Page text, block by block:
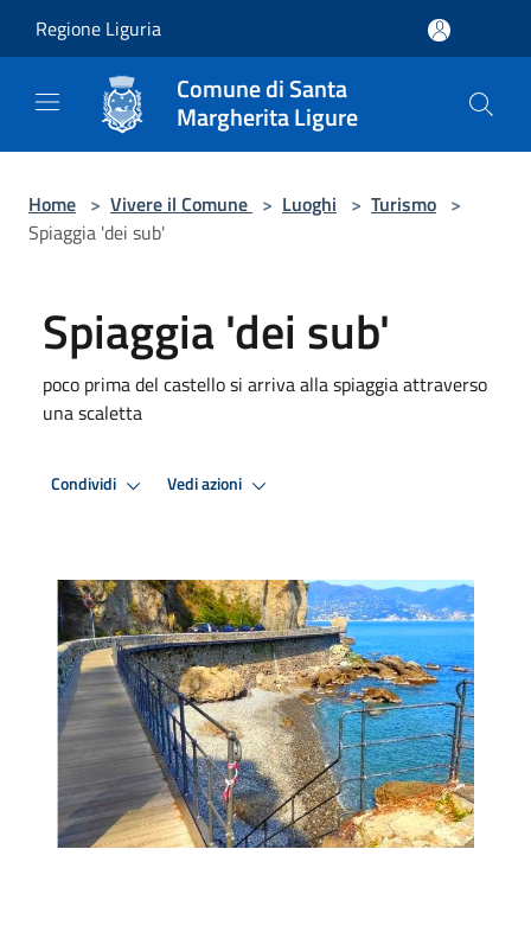
Regione Liguria
Comune di Santa
Margherita Ligure
Home > Vivere il Comune > Luoghi > Turismo >
Spiaggia 'dei sub'
Spiaggia 'dei sub'
poco prima del castello si arriva alla spiaggia attraverso
una scaletta
Condividi Vedi azioni